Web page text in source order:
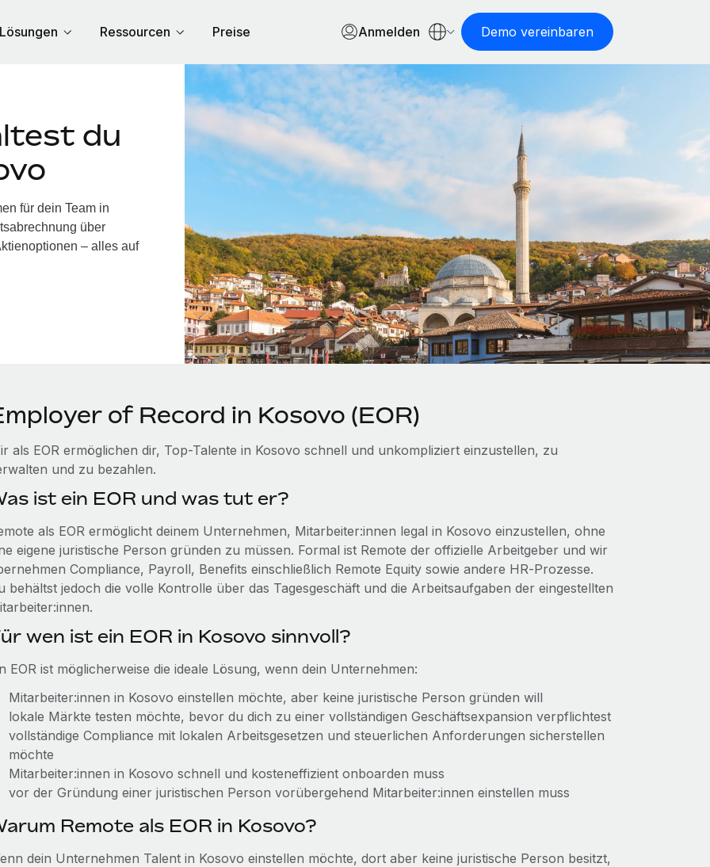
Lösungen Ressourcen Preise Anmelden Demo vereinbaren
du
für dein Team in
über
– alles auf
of Record in Kosovo (EOR)
als EOR ermöglichen dir, Top-Talente in Kosovo schnell und unkompliziert einzustellen, zu
und zu bezahlen.
ist ein EOR und was tut er?
als EOR ermöglicht deinem Unternehmen, Mitarbeiter:innen legal in Kosovo einzustellen, ohne
eigene juristische Person gründen zu müssen. Formal ist Remote der offizielle Arbeitgeber und wir
Compliance, Payroll, Benefits einschließlich Remote Equity sowie andere HR‑Prozesse.
behältst jedoch die volle Kontrolle über das Tagesgeschäft und die Arbeitsaufgaben der eingestellten
wen ist ein EOR in Kosovo sinnvoll?
EOR ist möglicherweise die ideale Lösung, wenn dein Unternehmen:
Mitarbeiter:innen in Kosovo einstellen möchte, aber keine juristische Person gründen will
lokale Märkte testen möchte, bevor du dich zu einer vollständigen Geschäftsexpansion verpflichtest
vollständige Compliance mit lokalen Arbeitsgesetzen und steuerlichen Anforderungen sicherstellen
möchte
Mitarbeiter:innen in Kosovo schnell und kosteneffizient onboarden muss
vor der Gründung einer juristischen Person vorübergehend Mitarbeiter:innen einstellen muss
Remote als EOR in Kosovo?
dein Unternehmen Talent in Kosovo einstellen möchte, dort aber keine juristische Person besitzt,